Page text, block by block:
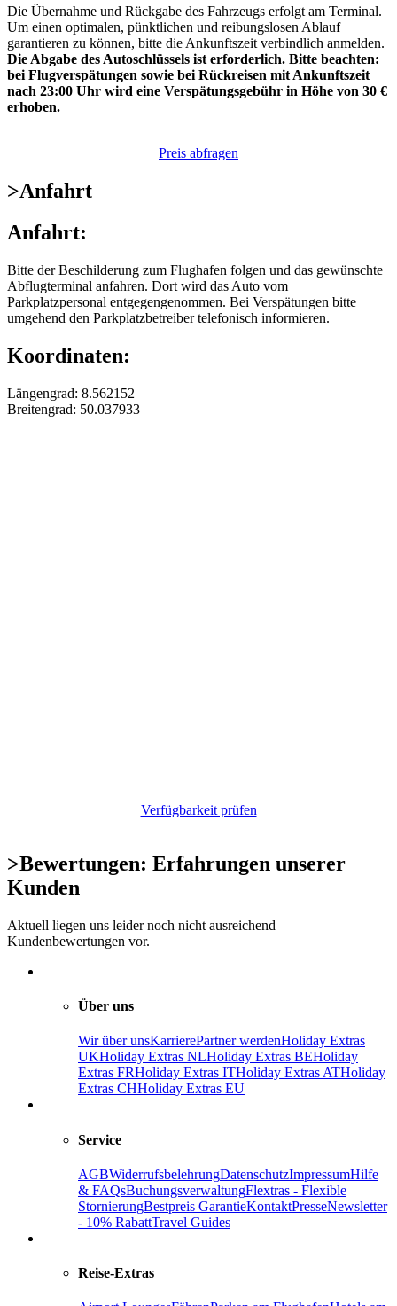
Die Übernahme und Rückgabe des Fahrzeugs erfolgt am Terminal.
Um einen optimalen, pünktlichen und reibungslosen Ablauf
garantieren zu können, bitte die Ankunftszeit verbindlich anmelden.
Die Abgabe des Autoschlüssels ist erforderlich. Bitte beachten:
bei Flugverspätungen sowie bei Rückreisen mit Ankunftszeit
nach 23:00 Uhr wird eine Verspätungsgebühr in Höhe von 30 €
erhoben.
Preis abfragen
>Anfahrt
Anfahrt:
Bitte der Beschilderung zum Flughafen folgen und das gewünschte
Abflugterminal anfahren. Dort wird das Auto vom
Parkplatzpersonal entgegengenommen. Bei Verspätungen bitte
umgehend den Parkplatzbetreiber telefonisch informieren.
Koordinaten:
Längengrad: 8.562152
Breitengrad: 50.037933
Verfügbarkeit prüfen
>Bewertungen: Erfahrungen unserer
Kunden
Aktuell liegen uns leider noch nicht ausreichend
Kundenbewertungen vor.
Über uns
Wir über unsKarrierePartner werdenHoliday Extras
UKHoliday Extras NLHoliday Extras BEHoliday
Extras FRHoliday Extras ITHoliday Extras ATHoliday
Extras CHHoliday Extras EU
Service
AGBWiderrufsbelehrungDatenschutzImpressumHilfe
& FAQsBuchungsverwaltungFlextras - Flexible
StornierungBestpreis GarantieKontaktPresseNewsletter
- 10% RabattTravel Guides
Reise-Extras